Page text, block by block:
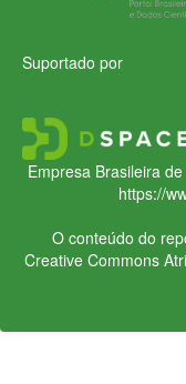
Suportado por
Empresa Brasileira
https://
O conteúdo do
Creative Commons